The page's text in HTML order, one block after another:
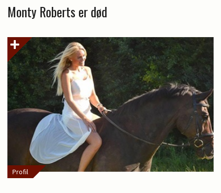
Monty Roberts er død
Profil